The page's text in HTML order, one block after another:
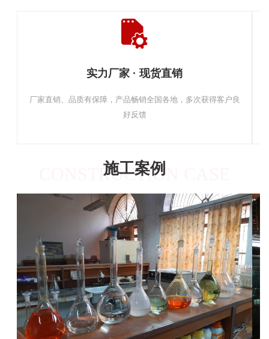
实力厂家 · 现货直销
厂家直销、品质有保障，产品畅销全国各地，多次获得客户良
好反馈
施工案例
CONSTRUCTION CASE